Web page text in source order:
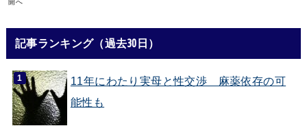
開へ
記事ランキング（過去30日）
11年にわたり実母と性交渉 麻薬依存の可
能性も